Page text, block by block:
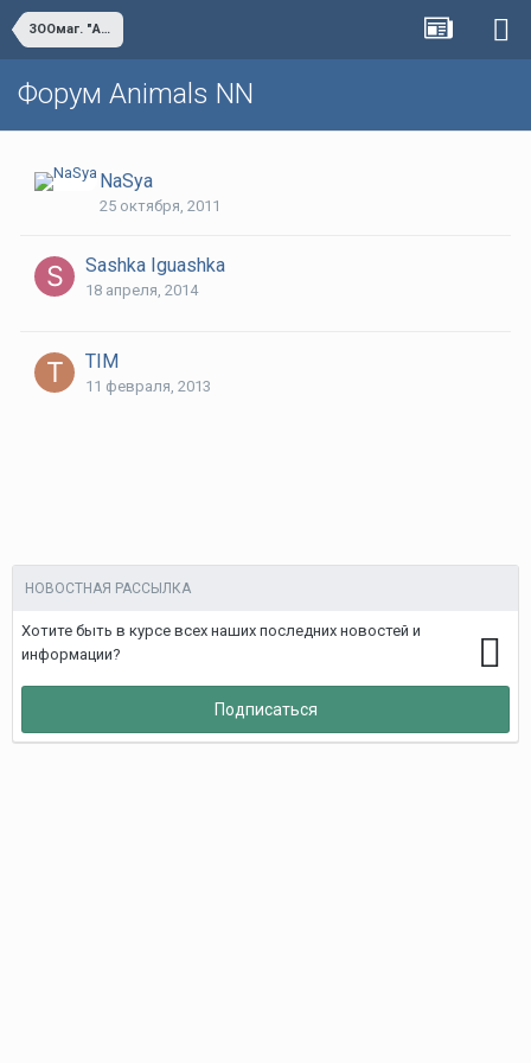
ЗООмаг. "Анаконда" - все для террариума!
Форум Animals NN
NaSya
25 октября, 2011
Sashka Iguashka
18 апреля, 2014
TIM
11 февраля, 2013
НОВОСТНАЯ РАССЫЛКА
Хотите быть в курсе всех наших последних новостей и
информации?
Подписаться